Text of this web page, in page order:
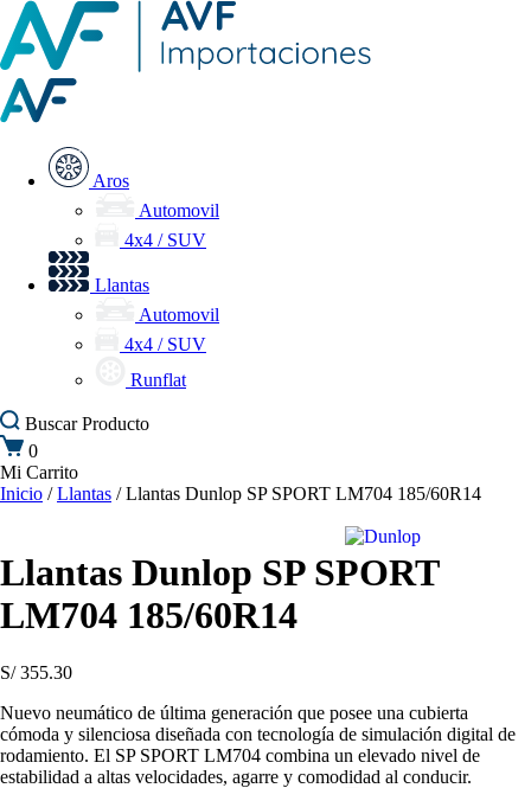
Aros
Automovil
4x4 / SUV
Llantas
Automovil
4x4 / SUV
Runflat
BuscarProducto
0
Mi Carrito
Inicio /Llantas / Llantas Dunlop SP SPORT LM704 185/60R14
Llantas Dunlop SP SPORT
LM704 185/60R14
S/355.30
Nuevo neumático de última generación que posee una cubierta
cómoda y silenciosa diseñada con tecnología de simulación digital de
rodamiento. El SP SPORT LM704 combina un elevado nivel de
estabilidad a altas velocidades, agarre y comodidad al conducir.